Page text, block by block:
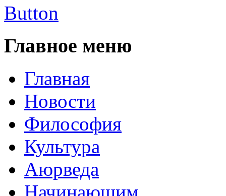
Главное меню
Главная
Новости
Философия
Культура
Аюрведа
Начинающим